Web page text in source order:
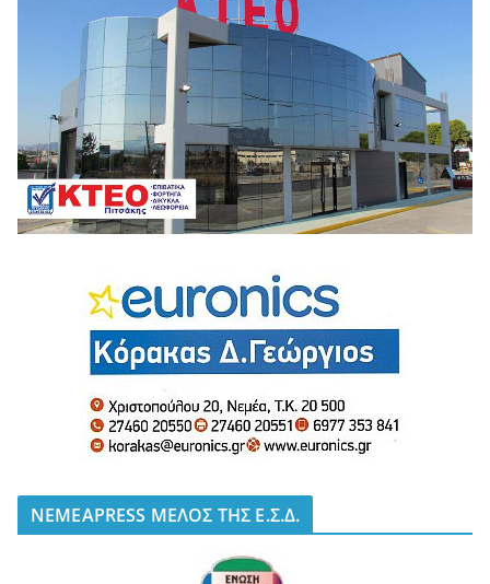
NEMEAPRESS ΜΕΛΟΣ ΤΗΣ Ε.Σ.Δ.